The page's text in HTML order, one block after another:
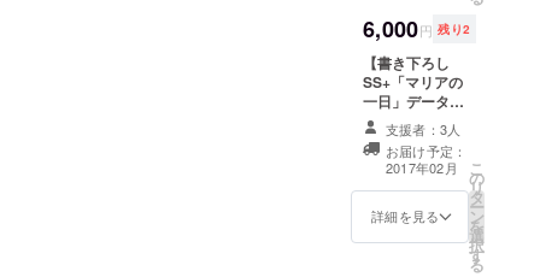
枚を超える美麗
なスチルと、立
ち絵が全て見ら
れます。描き下
ろしCGあり。
・シナリオ担当
文音が過去に書
いた全てのスピ
ンオフ短編（全
４０篇程）にCG
担当ひものの描
き下ろし挿画付
ＳＳ一本をお届
けします。
6,000円 残り2
【書き下ろし
SS+「マリアの
一日」データ】
※こちらにはフル
ボイス製品デー
タは含まれてま
せん。オプショ
ン的にご利用く
ださい。 ・書下
支援者：3人
お届け予定：
2017年02月
詳細を見る
こ
の
リ
タ
ー
ン
を
選
択
す
る